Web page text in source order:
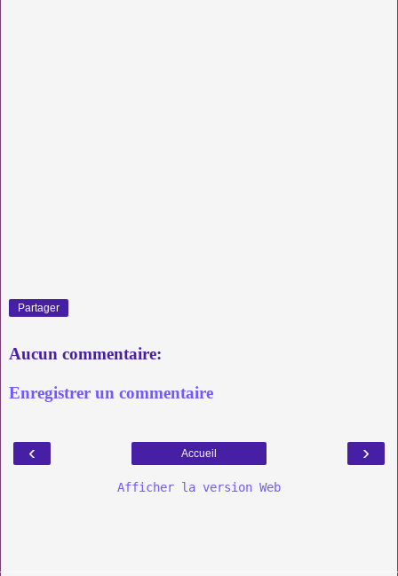
Partager
Aucun commentaire:
Enregistrer un commentaire
‹ ›
Accueil
Afficher la version Web